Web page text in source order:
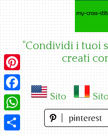
"Condividi i tuoi
creati
Sito
Pinterest
Facebook
WhatsApp